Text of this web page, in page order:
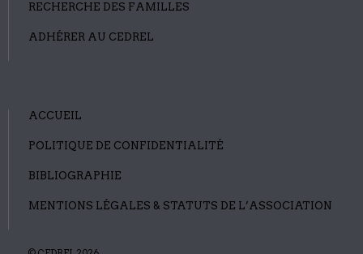
RECHERCHE DES FAMILLES
ADHÉRER AU CEDREL
ACCUEIL
POLITIQUE DE CONFIDENTIALITÉ
BIBLIOGRAPHIE
MENTIONS LÉGALES & STATUTS DE L’ASSOCIATION